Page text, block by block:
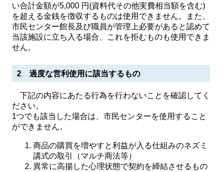
い合計金額が5,000 円(資料代その他実費相当額を含む)
を超える金銭を徴収するものは使用できません。また、
市民センター館長及び職員が管理上必要があると認めて
当該施設に立ち入る場合、これを拒むものも使用できま
せん。
2 過度な営利使用に該当するもの
下記の内容にあたる行為を行わないことを確認してく
ださい。
1つでも該当した場合は、市民センターを使用すること
ができません。
商品の購買を増やすと利益が入る仕組みのネズミ
講式の取引（マルチ商法等）
異常に高揚した心理状態で契約を締結させるもの